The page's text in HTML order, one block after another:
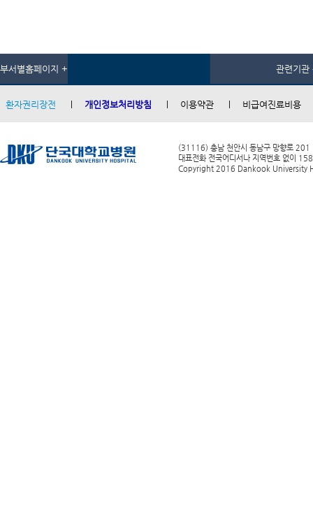
부서별홈페이지 + 관련기관
환자권리장전 개인정보처리방침 이용약관 비급여진료비용
(31116) 충남 천안시 동남구 망향로 201
대표전화 전국어디서나 지역번호 없이
Copyright 2016 Dankook University